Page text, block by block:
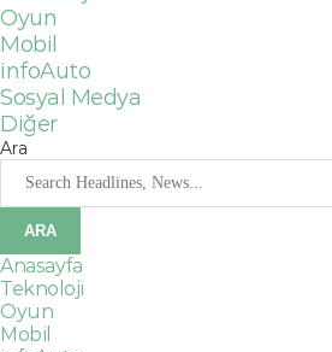
Oyun
Mobil
infoAuto
Sosyal Medya
Diğer
Ara
Anasayfa
Teknoloji
Oyun
Mobil